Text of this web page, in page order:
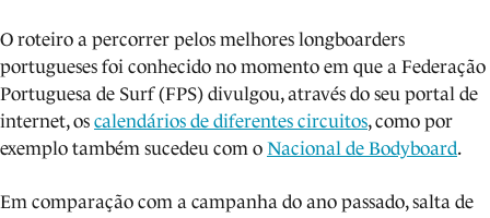
O roteiro a percorrer pelos melhores longboarders
portugueses foi conhecido no momento em que a Federação
Portuguesa de Surf (FPS) divulgou, através do seu portal de
internet, os calendários de diferentes circuitos, como por
exemplo também sucedeu com o Nacional de Bodyboard.
Em comparação com a campanha do ano passado, salta de